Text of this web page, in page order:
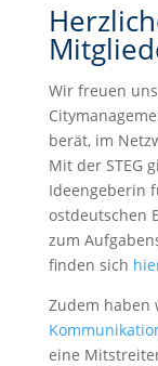
Wir freuen
berät, im
Mit der STEG
Ideengeberin
ostdeutschen
zum
finden sich
Zudem haben
eine